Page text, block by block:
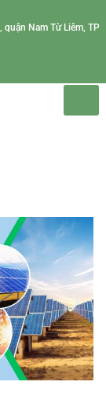
Nam Từ Liêm, TP